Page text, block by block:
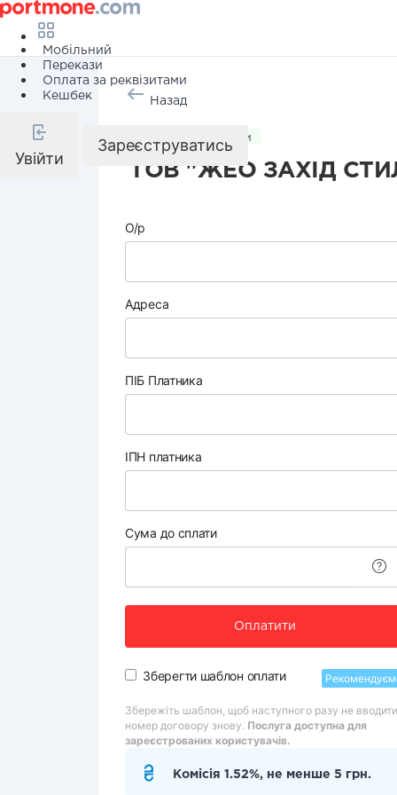
Мобільний
Перекази
Оплата за реквізитами
Кешбек
Увійти
Зареєструватись
Назад
Комунальні послуги
ТОВ "ЖЕО ЗАХІД
О/р
Адреса
ПІБ Платника
ІПН платника
Сума до сплати
Оплатити
Зберегти шаблон оплати
Збережіть шаблон, щоб наступного разу не вводити
номер договору знову. Послуга доступна для
зареєстрованих користувачів.
Комісія 1.52%, не менше 5 грн.